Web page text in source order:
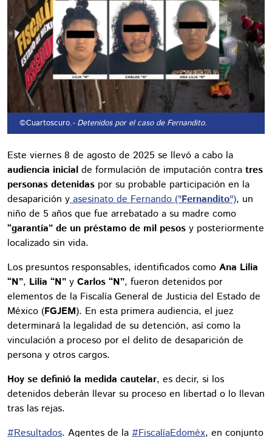
©Cuartoscuro.- Detenidos por el caso de Fernandito.
Este viernes 8 de agosto de 2025 se llevó a cabo la
audiencia inicial de formulación de imputación contra tres
personas detenidas por su probable participación en la
desaparición y asesinato de Fernando ("Fernandito"), un
niño de 5 años que fue arrebatado a su madre como
“garantía” de un préstamo de mil pesos y posteriormente
localizado sin vida.
Los presuntos responsables, identificados como Ana Lilia
“N”, Lilia “N” y Carlos “N”, fueron detenidos por
elementos de la Fiscalía General de Justicia del Estado de
México (FGJEM). En esta primera audiencia, el juez
determinará la legalidad de su detención, así como la
vinculación a proceso por el delito de desaparición de
persona y otros cargos.
Hoy se definió la medida cautelar, es decir, si los
detenidos deberán llevar su proceso en libertad o lo llevan
tras las rejas.
#Resultados. Agentes de la #FiscalíaEdoméx, en conjunto